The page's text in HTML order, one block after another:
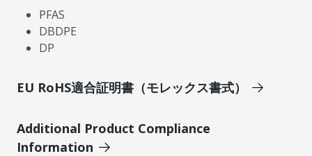
PFAS
DBDPE
DP
EU RoHS適合証明書（モレックス書式）
Additional Product Compliance
Information